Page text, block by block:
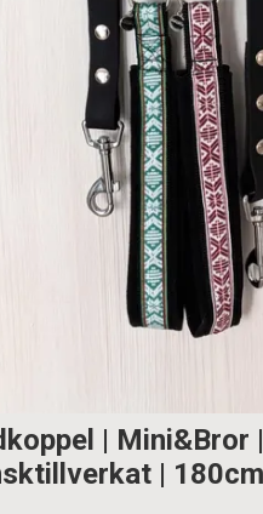
| Mini&Bror |
| 180cm